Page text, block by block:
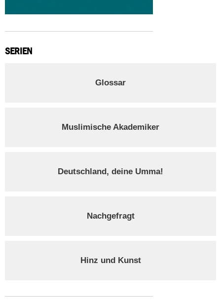
SERIEN
Glossar
Muslimische Akademiker
Deutschland, deine Umma!
Nachgefragt
Hinz und Kunst